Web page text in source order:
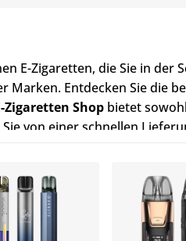
E-Zigaretten, die Sie in der
Entdecken Sie die
Zigaretten Shop bietet
von einer schnellen